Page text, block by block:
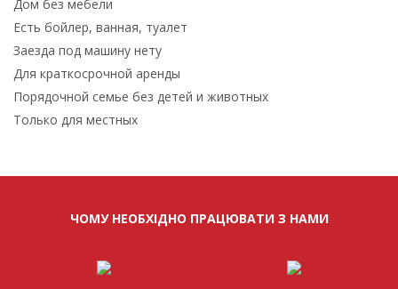
Дом без мебели
Есть бойлер, ванная, туалет
Заезда под машину нету
Для краткосрочной аренды
Порядочной семье без детей и животных
Только для местных
ЧОМУ НЕОБХІДНО ПРАЦЮВАТИ З НАМИ